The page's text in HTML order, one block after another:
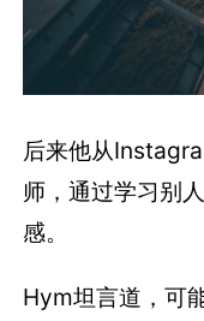
后来他从
师，通过学习别
感。
Hym坦言道，可